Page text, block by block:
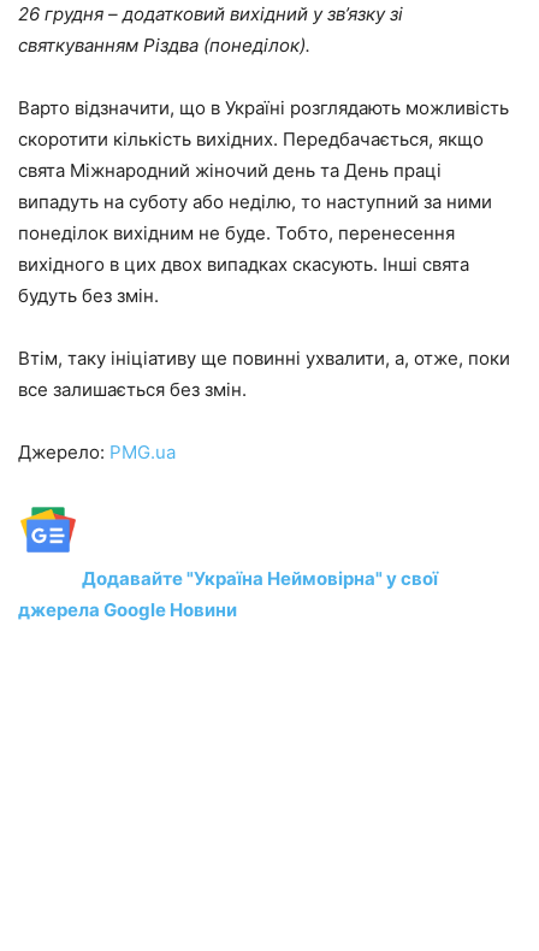
26 грудня – додатковий вихідний у зв’язку зі
святкуванням Різдва (понеділок).
Варто відзначити, що в Україні розглядають можливість
скоротити кількість вихідних. Передбачається, якщо
свята Міжнародний жіночий день та День праці
випадуть на суботу або неділю, то наступний за ними
понеділок вихідним не буде. Тобто, перенесення
вихідного в цих двох випадках скасують. Інші свята
будуть без змін.
Втім, таку ініціативу ще повинні ухвалити, а, отже, поки
все залишається без змін.
Джерело: PMG.ua
Додавайте "Україна Неймовірна" у свої
джерела Google Новини